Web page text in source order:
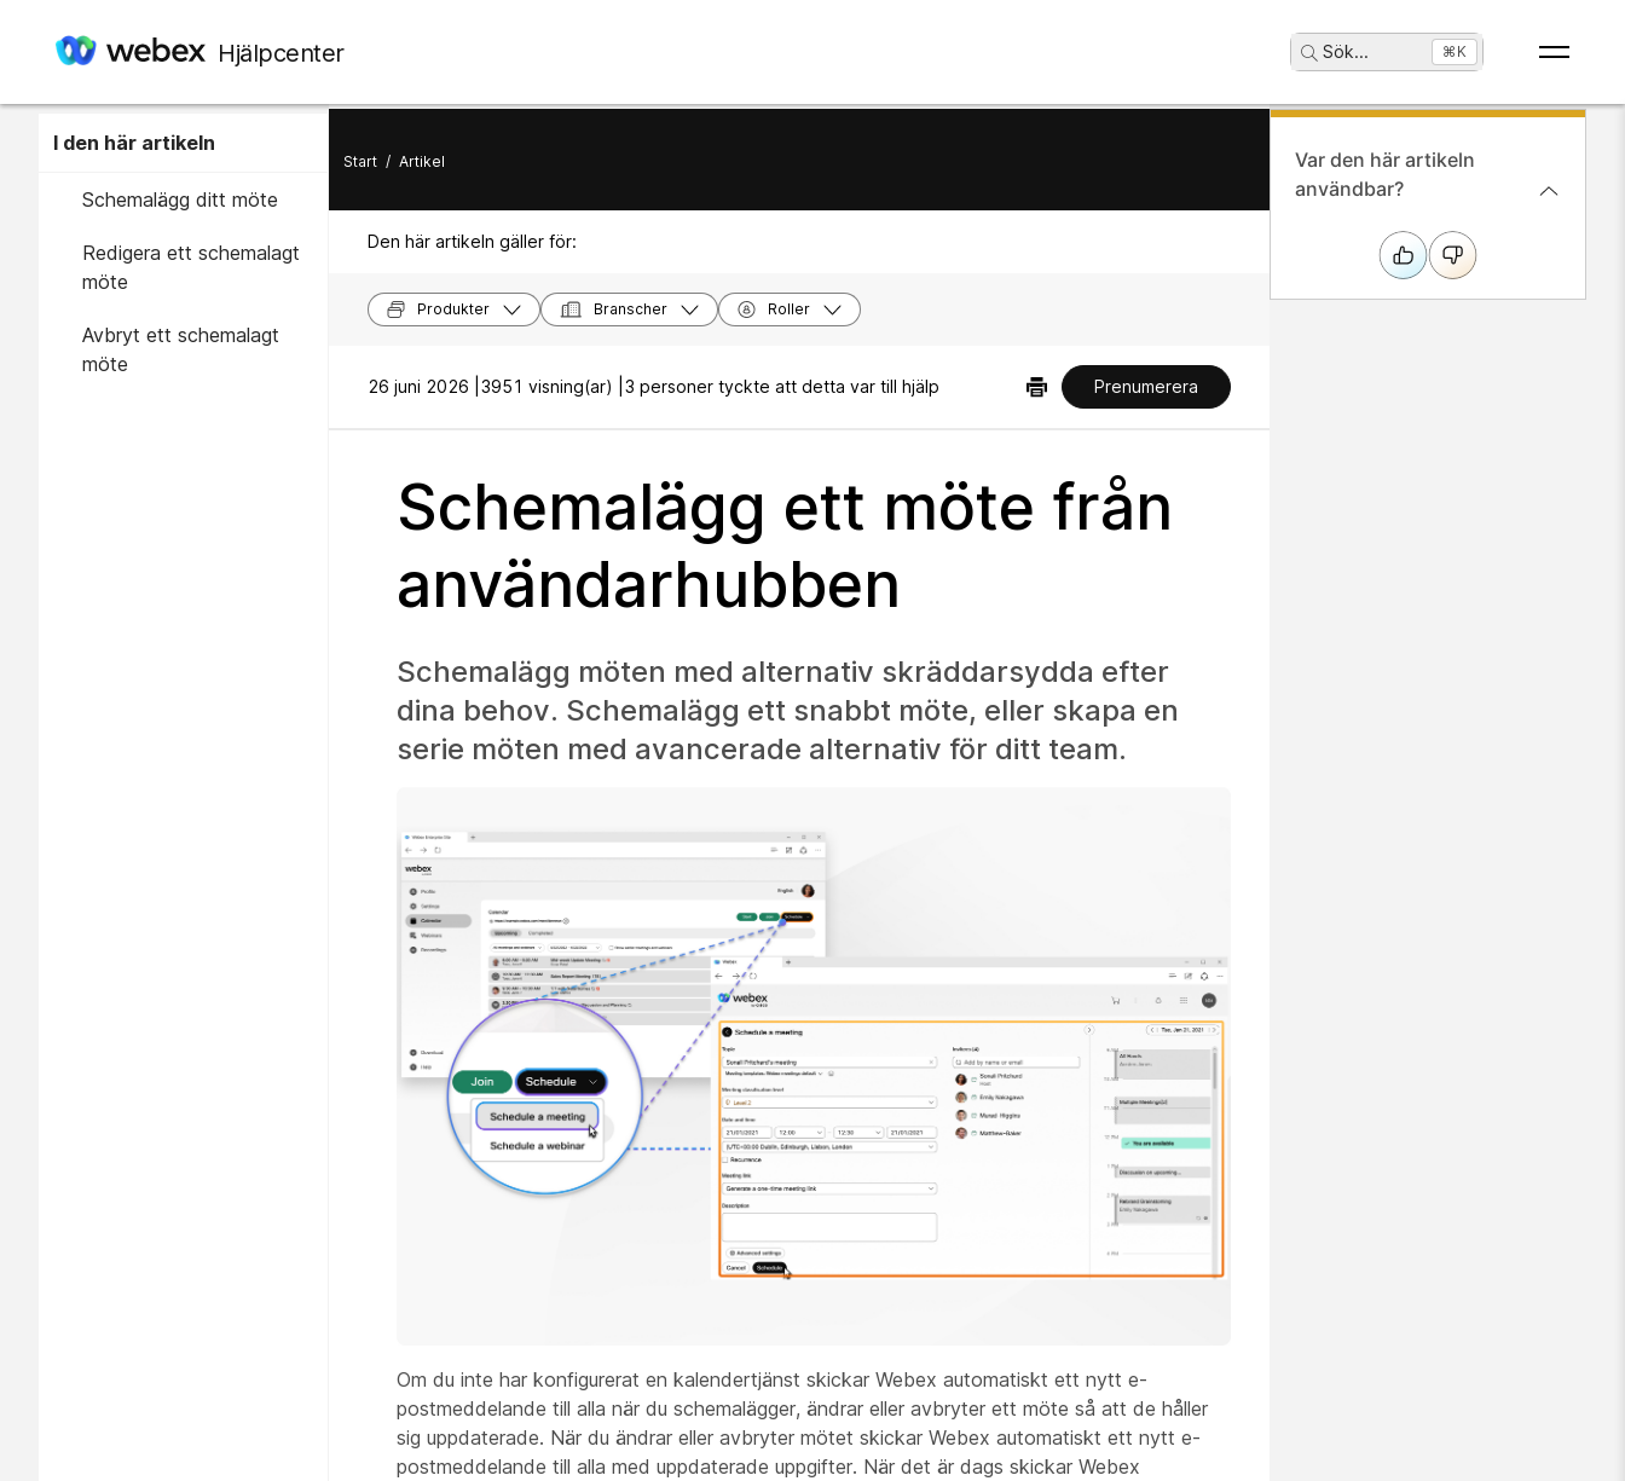
Hjälpcenter Sök... ⌘K
I den här artikeln
Schemalägg ditt möte
Redigera ett schemalagt
möte
Avbryt ett schemalagt
möte
Start / Artikel
Den här artikeln gäller för:
Produkter Branscher Roller
26 juni 2026 | 3951 visning(ar) | 3 personer tyckte att detta var till hjälp Prenumerera
Schemalägg ett möte från
användarhubben
Schemalägg möten med alternativ skräddarsydda efter
dina behov. Schemalägg ett snabbt möte, eller skapa en
serie möten med avancerade alternativ för ditt team.
Om du inte har konfigurerat en kalendertjänst skickar Webex automatiskt ett nytt e-
postmeddelande till alla när du schemalägger, ändrar eller avbryter ett möte så att de håller
sig uppdaterade. När du ändrar eller avbryter mötet skickar Webex automatiskt ett nytt e-
postmeddelande till alla med uppdaterade uppgifter. När det är dags skickar Webex
Var den här artikeln
användbar?